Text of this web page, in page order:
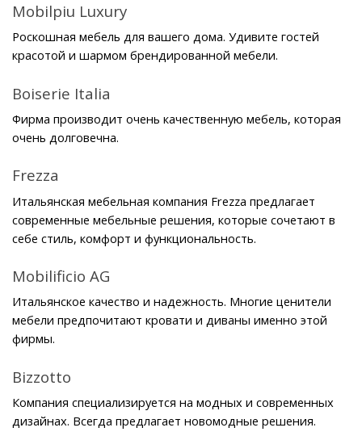
Mobilpiu Luxury
Роскошная мебель для вашего дома. Удивите гостей
красотой и шармом брендированной мебели.
Boiserie Italia
Фирма производит очень качественную мебель, которая
очень долговечна.
Frezza
Итальянская мебельная компания Frezza предлагает
современные мебельные решения, которые сочетают в
себе стиль, комфорт и функциональность.
Mobilificio AG
Итальянское качество и надежность. Многие ценители
мебели предпочитают кровати и диваны именно этой
фирмы.
Bizzotto
Компания специализируется на модных и современных
дизайнах. Всегда предлагает новомодные решения.